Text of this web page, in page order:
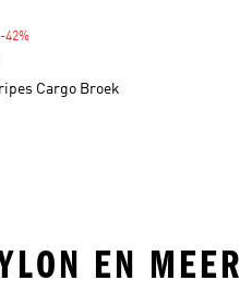
-42%
Cargo Broek
EN MEER